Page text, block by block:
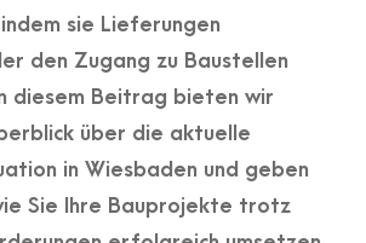
sie Lieferungen
den Zugang zu Baustellen
diesem Beitrag bieten wir
über die aktuelle
in Wiesbaden und geben
Sie Ihre Bauprojekte trotz